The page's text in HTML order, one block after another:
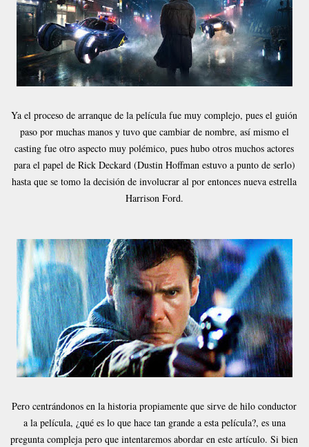
Ya el proceso de arranque de la película fue muy complejo, pues el guión
paso por muchas manos y tuvo que cambiar de nombre, así mismo el
casting fue otro aspecto muy polémico, pues hubo otros muchos actores
para el papel de Rick Deckard (Dustin Hoffman estuvo a punto de serlo)
hasta que se tomo la decisión de involucrar al por entonces nueva estrella
Harrison Ford.
Pero centrándonos en la historia propiamente que sirve de hilo conductor
a la película, ¿qué es lo que hace tan grande a esta película?, es una
pregunta compleja pero que intentaremos abordar en este artículo. Si bien